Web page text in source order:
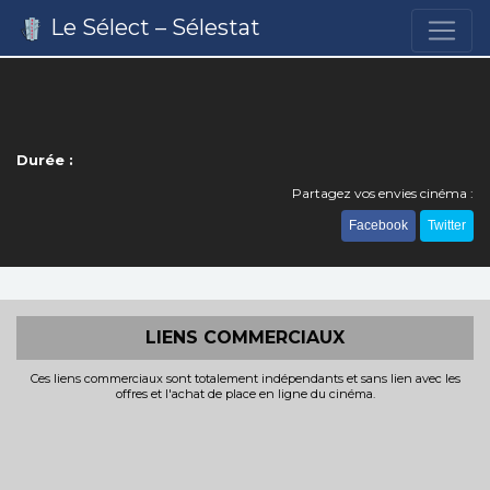
Le Sélect – Sélestat
Durée :
Partagez vos envies cinéma :
Facebook Twitter
LIENS COMMERCIAUX
Ces liens commerciaux sont totalement indépendants et sans lien avec les
offres et l'achat de place en ligne du cinéma.